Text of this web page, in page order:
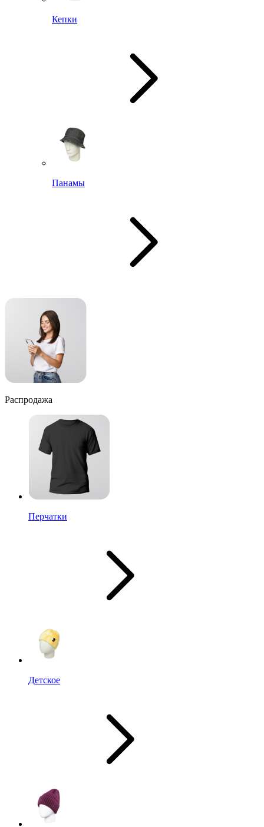
Кепки
Панамы
Распродажа
Перчатки
Детское